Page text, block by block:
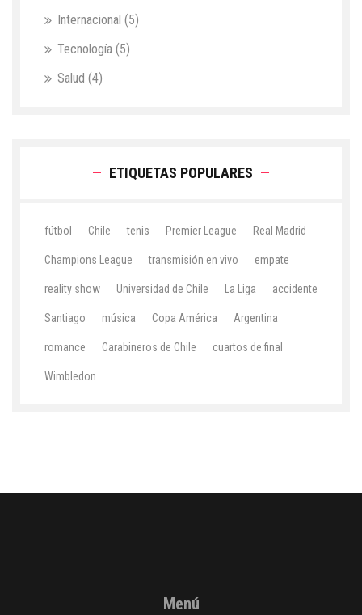
Internacional (5)
Tecnología (5)
Salud (4)
ETIQUETAS POPULARES
fútbol Chile tenis Premier League Real Madrid
Champions League transmisión en vivo empate
reality show Universidad de Chile La Liga accidente
Santiago música Copa América Argentina
romance Carabineros de Chile cuartos de final
Wimbledon
Menú